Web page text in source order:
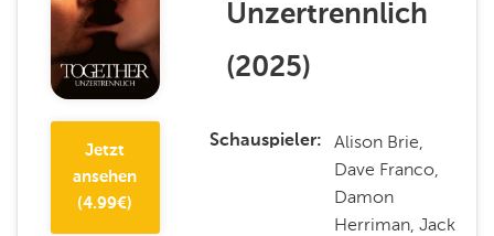
Jetzt
ansehen
(4.99€)
Unzertrennlich
(2025)
Schauspieler
Alison Brie,
Dave Franco,
Damon
Herriman, Jack